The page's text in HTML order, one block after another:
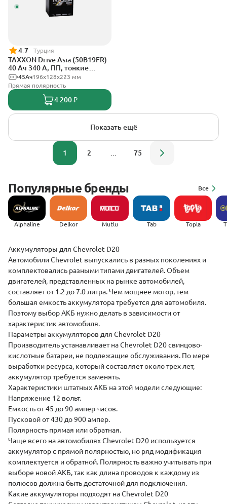
4.7 Турция
TAXXON Drive Asia (50B19FR)
40 Ач 340 А, ПП, тонкие
клеммы196х128х223 мм
45Ач
Прямая полярность
4 200 ₽
Показать ещё
1 2 75
Популярные бренды Все
Alphaline Delkor Mutlu Tab Topla
Аккумуляторы для Chevrolet D20
Автомобили Chevrolet выпускались в разных поколениях и
комплектовались разными типами двигателей. Объем
двигателей, представленных на рынке автомобилей,
составляет от 1.2 до 7.0 литра. Чем мощнее мотор, тем
большая емкость аккумулятора требуется для автомобиля.
Поэтому выбор АКБ нужно делать в зависимости от
характеристик автомобиля.
Параметры аккумуляторов для Chevrolet D20
Производитель устанавливает на Chevrolet D20 свинцово-
кислотные батареи, не подлежащие обслуживания. По мере
выработки ресурса, который составляет около трех лет,
аккумулятор требуется заменять.
Характеристики штатных АКБ на этой модели следующие:
Напряжение 12 вольт.
Емкость от 45 до 90 ампер-часов.
Пусковой от 430 до 900 ампер.
Полярность прямая илиобратная.
Чаще всего на автомобилях Chevrolet D20 используется
аккумулятор с прямой полярностью, но ряд модификация
комплектуется и обратной. Полярность важно учитывать при
выборе новой АКБ, так как длина проводов к каждому из
полюсов должна быть достаточной для подключения.
Какие аккумуляторы подходят на Chevrolet D20